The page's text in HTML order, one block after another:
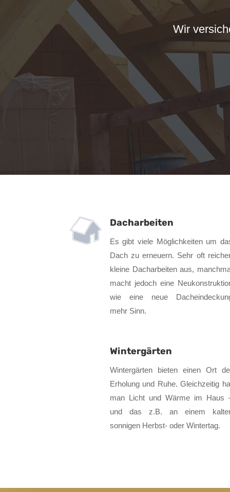
Wir
Dacharbeiten
Es gibt viele Möglichkeiten um
Dach zu erneuern. Sehr oft
kleine Dacharbeiten aus,
macht jedoch eine
wie eine neue
mehr Sinn.
Wintergärten
Wintergärten bieten einen Ort
Erholung und Ruhe. Gleichzeitig
man Licht und Wärme im Haus
und das z.B. an einem
sonnigen Herbst- oder Wintertag.